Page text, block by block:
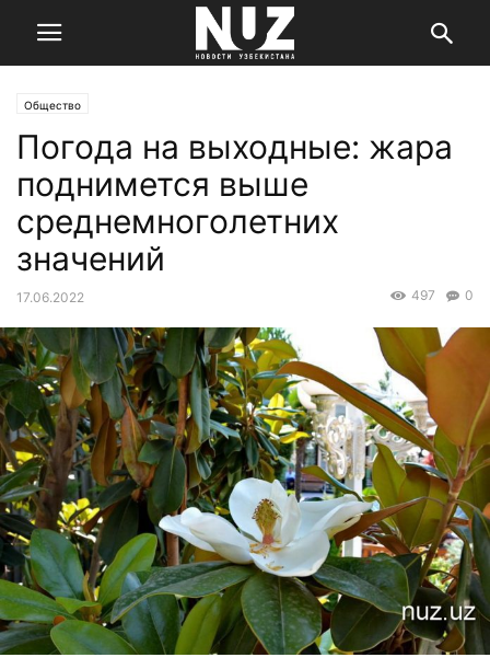
Общество
Погода на выходные: жара
поднимется выше
среднемноголетних
значений
17.06.2022 0
497